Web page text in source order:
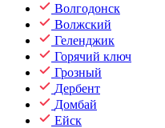
Волгодонск
Волжский
Геленджик
Горячий ключ
Грозный
Дербент
Домбай
Ейск